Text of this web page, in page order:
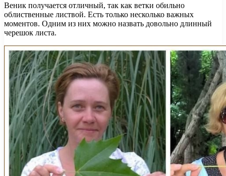
Веник получается отличный, так как ветки обильно
облиственные листвой. Есть только несколько важных
моментов. Одним из них можно назвать довольно длинный
черешок листа.